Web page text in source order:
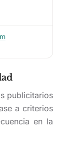
publicitarios
a criterios
en la